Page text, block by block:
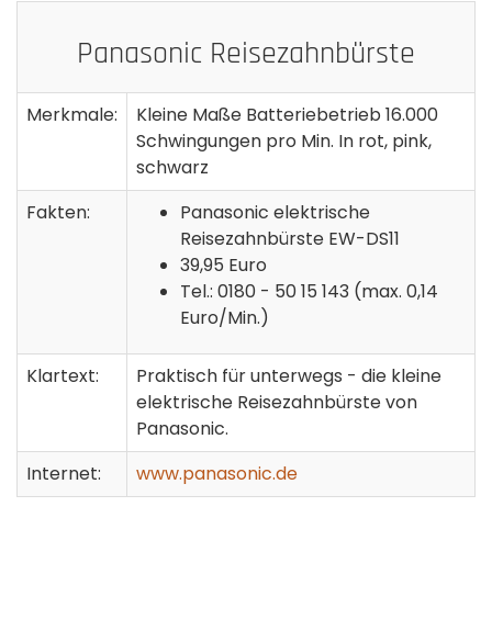
Panasonic Reisezahnbürste
Merkmale:
Kleine Maße Batteriebetrieb 16.000
Schwingungen pro Min. In rot, pink,
schwarz
Fakten:
Panasonic elektrische
Reisezahnbürste EW-DS11
39,95 Euro
Tel.: 0180 - 50 15 143 (max. 0,14
Euro/Min.)
Klartext:
Praktisch für unterwegs - die kleine
elektrische Reisezahnbürste von
Panasonic.
Internet:
www.panasonic.de